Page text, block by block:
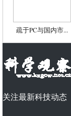
疏于PC与国内市...
关注最新科技动态